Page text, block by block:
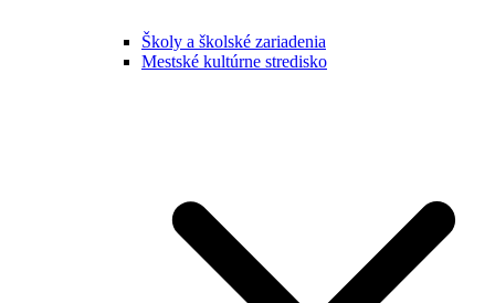
Školy a školské zariadenia
Mestské kultúrne stredisko